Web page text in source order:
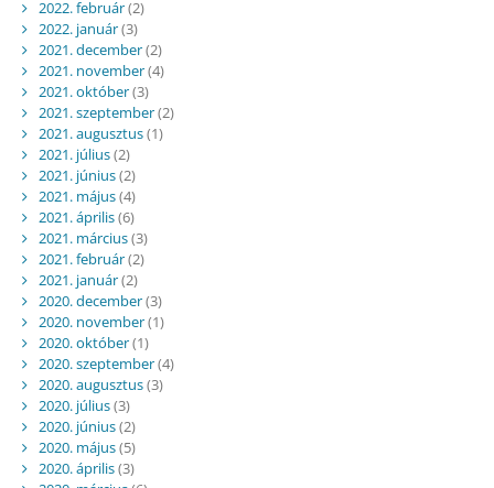
2022. február(2)
2022. január(3)
2021. december(2)
2021. november(4)
2021. október(3)
2021. szeptember(2)
2021. augusztus(1)
2021. július(2)
2021. június(2)
2021. május(4)
2021. április(6)
2021. március(3)
2021. február(2)
2021. január(2)
2020. december(3)
2020. november(1)
2020. október(1)
2020. szeptember(4)
2020. augusztus(3)
2020. július(3)
2020. június(2)
2020. május(5)
2020. április(3)